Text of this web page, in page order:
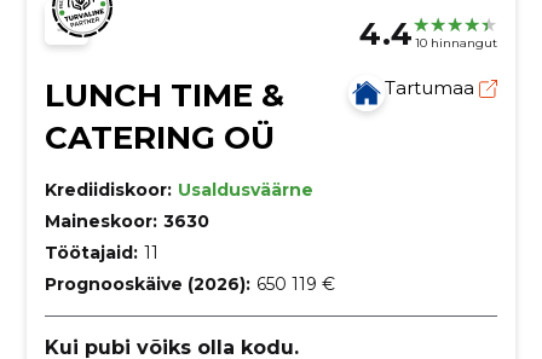
4.4 10 hinnangut
LUNCH TIME &
CATERING OÜ
Tartumaa
Krediidiskoor: Usaldusväärne
Maineskoor: 3630
Töötajaid: 11
Prognooskäive (2026): 650 119 €
Kui pubi võiks olla kodu.